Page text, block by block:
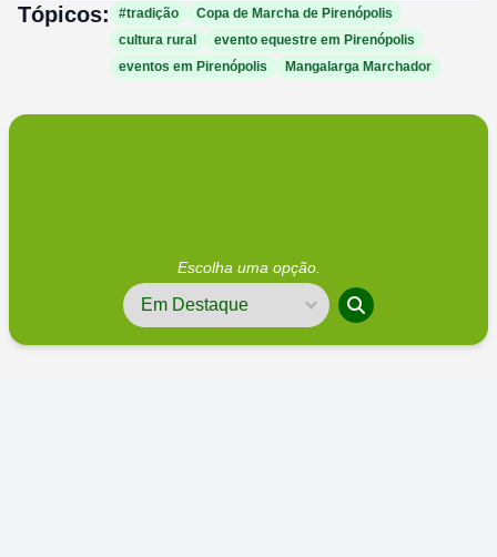
Tópicos: #tradição
Copa de Marcha de Pirenópolis
cultura rural
evento equestre em Pirenópolis
eventos em Pirenópolis
Mangalarga Marchador
Escolha uma opção.